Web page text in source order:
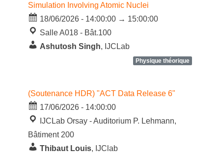
Simulation Involving Atomic Nuclei
18/06/2026 - 14:00:00 → 15:00:00
Salle A018 - Bât.100
Ashutosh Singh, IJCLab
Physique théorique
(Soutenance HDR) "ACT Data Release 6"
17/06/2026 - 14:00:00
IJCLab Orsay - Auditorium P. Lehmann,
Bâtiment 200
Thibaut Louis, IJClab